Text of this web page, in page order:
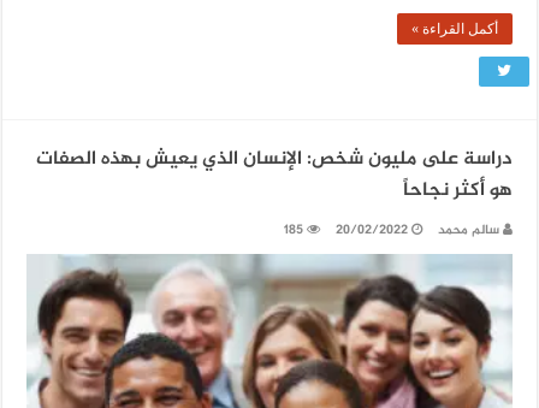
أكمل القراءة »
دراسة على مليون شخص: الإنسان الذي يعيش بهذه الصفات
هو أكثر نجاحاً
سالم محمد 20/02/2022
185